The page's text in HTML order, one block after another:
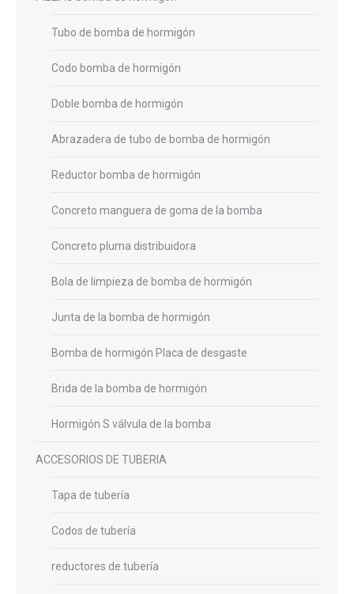
Tubo de bomba de hormigón
Codo bomba de hormigón
Doble bomba de hormigón
Abrazadera de tubo de bomba de hormigón
Reductor bomba de hormigón
Concreto manguera de goma de la bomba
Concreto pluma distribuidora
Bola de limpieza de bomba de hormigón
Junta de la bomba de hormigón
Bomba de hormigón Placa de desgaste
Brida de la bomba de hormigón
Hormigón S válvula de la bomba
ACCESORIOS DE TUBERIA
Tapa de tubería
Codos de tubería
reductores de tubería